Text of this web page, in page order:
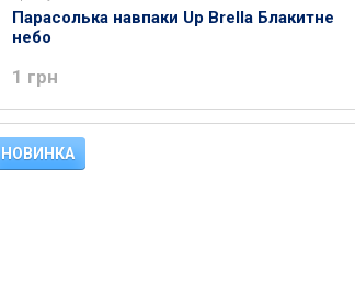
Парасолька навпаки Up Brella Блакитне
небо
1 грн
НОВИНКА